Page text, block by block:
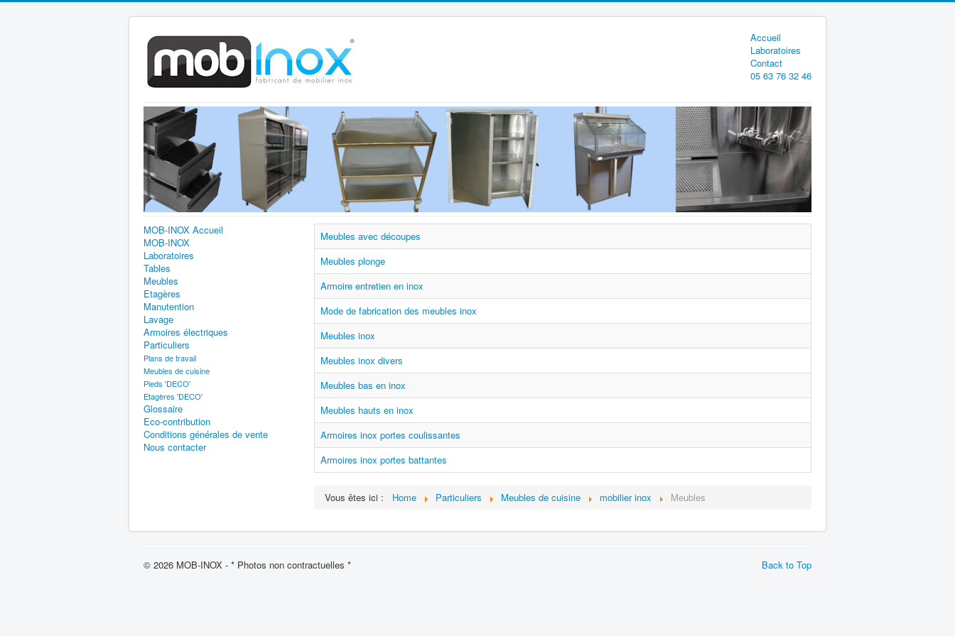
Accueil
Laboratoires
Contact
05 63 76 32 46
MOB-INOX Accueil
MOB-INOX
Laboratoires
Tables
Meubles
Etagères
Manutention
Lavage
Armoires électriques
Particuliers
Plans de travail
Meubles de cuisine
Pieds 'DECO'
Etagères 'DECO'
Glossaire
Eco-contribution
Conditions générales de vente
Nous contacter
Meubles avec découpes
Meubles plonge
Armoire entretien en inox
Mode de fabrication des meubles inox
Meubles inox
Meubles inox divers
Meubles bas en inox
Meubles hauts en inox
Armoires inox portes coulissantes
Armoires inox portes battantes
Vous êtes ici : Home Particuliers Meubles de cuisine mobilier inox Meubles
Back to Top
© 2026 MOB-INOX - * Photos non contractuelles *